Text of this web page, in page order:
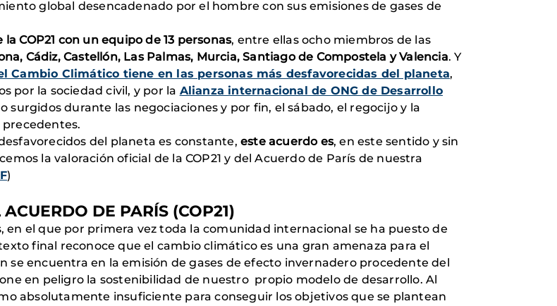
global desencadenado por el hombre con sus emisiones de gases de
COP21 con un equipo de13 personas, entre ellas ocho miembros de las
Cádiz, Castellón, Las Palmas, Murcia, Santiago de Compostela y Valencia. Y
Cambio Climático tiene en las personas más desfavorecidas del planeta,
por la sociedad civil, y por la Alianza internacional de ONG de Desarrollo
surgidos durante las negociaciones y por fin, el sábado, el regocijo y la
precedentes.
del planeta es constante,este acuerdo es, en este sentido y sin
la valoración oficial de la COP21 y del Acuerdo de París de nuestra
)
DE PARÍS (COP21)
en el que por primera vez toda la comunidad internacional se ha puesto de
final reconoce que el cambio climático es una gran amenaza para el
encuentra en la emisión de gases de efecto invernadero procedente del
en peligro la sostenibilidad de nuestro propio modelo de desarrollo. Al
absolutamente insuficiente para conseguir los objetivos que se plantean